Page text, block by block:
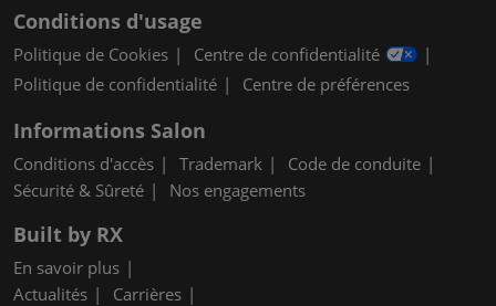
Conditions d'usage
Politique de Cookies
Centre de confidentialité
Politique de confidentialité
Centre de préférences
Informations Salon
Conditions d'accès Trademark
Code de conduite
Sécurité & Sûreté
Nos engagements
Built by RX
En savoir plus
Actualités
Carrières